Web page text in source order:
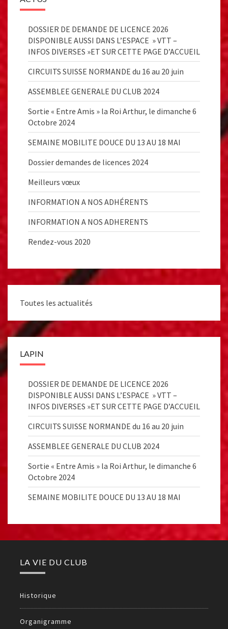
DOSSIER DE DEMANDE DE LICENCE 2026
DISPONIBLE AUSSI DANS L’ESPACE » VTT –
INFOS DIVERSES »ET SUR CETTE PAGE D’ACCUEIL
CIRCUITS SUISSE NORMANDE du 16 au 20 juin
ASSEMBLEE GENERALE DU CLUB 2024
Sortie « Entre Amis » la Roi Arthur, le dimanche 6
Octobre 2024
SEMAINE MOBILITE DOUCE DU 13 AU 18 MAI
Dossier demandes de licences 2024
Meilleurs vœux
INFORMATION A NOS ADHÉRENTS
INFORMATION A NOS ADHERENTS
Rendez-vous 2020
Toutes les actualités
LAPIN
DOSSIER DE DEMANDE DE LICENCE 2026
DISPONIBLE AUSSI DANS L’ESPACE » VTT –
INFOS DIVERSES »ET SUR CETTE PAGE D’ACCUEIL
CIRCUITS SUISSE NORMANDE du 16 au 20 juin
ASSEMBLEE GENERALE DU CLUB 2024
Sortie « Entre Amis » la Roi Arthur, le dimanche 6
Octobre 2024
SEMAINE MOBILITE DOUCE DU 13 AU 18 MAI
LA VIE DU CLUB
Historique
Organigramme